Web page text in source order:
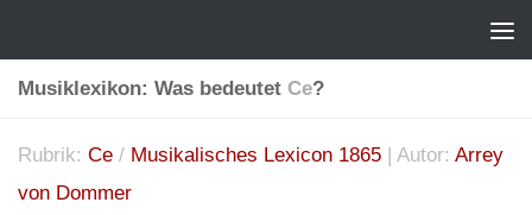
Musiklexikon: Was bedeutet Ce?
Rubrik: Ce / Musikalisches Lexicon 1865 | Autor: Arrey
von Dommer